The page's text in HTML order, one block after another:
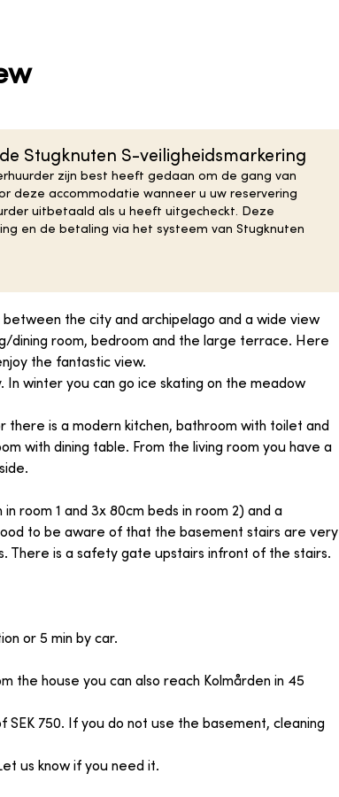
Stugknuten S-veiligheidsmarkering
zijn best heeft gedaan om de gang van
deze accommodatie wanneer u uw reservering
uitbetaald als u heeft uitgecheckt. Deze
en de betaling via het systeem van Stugknuten
the city and archipelago and a wide view
dining room, bedroom and the large terrace. Here
the fantastic view.
In winter you can go ice skating on the meadow
there is a modern kitchen, bathroom with toilet and
with dining table. From the living room you have a
room 1 and 3x 80cm beds in room 2) and a
to be aware of that the basement stairs are very
There is a safety gate upstairs infront of the stairs.
or 5 min by car.
the house you can also reach Kolmården in 45
750. If you do not use the basement, cleaning
us know if you need it.